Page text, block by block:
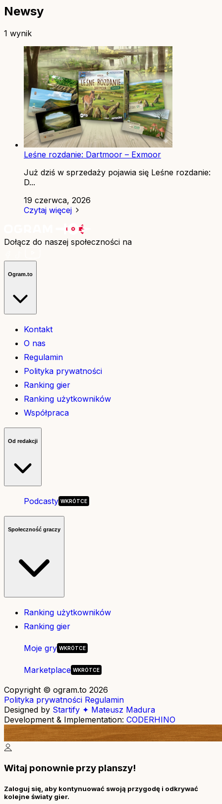
Newsy
1 wynik
Leśne rozdanie: Dartmoor – Exmoor
Już dziś w sprzedaży pojawia się Leśne rozdanie:
D...
19 czerwca, 2026
Czytaj więcej
Dołącz do naszej społeczności na
Ogram.to
Kontakt
O nas
Regulamin
Polityka prywatności
Ranking gier
Ranking użytkowników
Współpraca
Od redakcji
Podcasty
Społeczność graczy
Ranking użytkowników
Ranking gier
Moje gry
Marketplace
Copyright © ogram.to 2026
Polityka prywatności Regulamin
Designed by Startify ✦ Mateusz Madura
Development & Implementation: CODERHINO
Witaj ponownie przy planszy!
Zaloguj się, aby kontynuować swoją przygodę i odkrywać
kolejne światy gier.